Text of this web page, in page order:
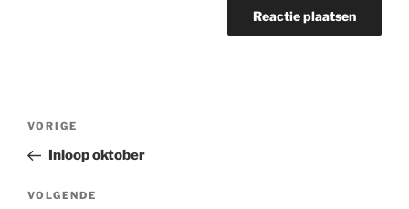
Bericht
Vorig
bericht
VORIGE
Inloop oktober
Volgend
VOLGENDE